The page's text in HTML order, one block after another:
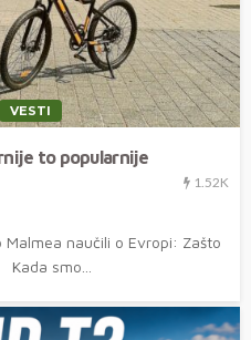
VESTI
to popularnije
1.52K
naučili o Evropi: Zašto
smo...